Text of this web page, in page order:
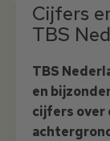
Cijfers
TBS
TBS
en
cijfers over